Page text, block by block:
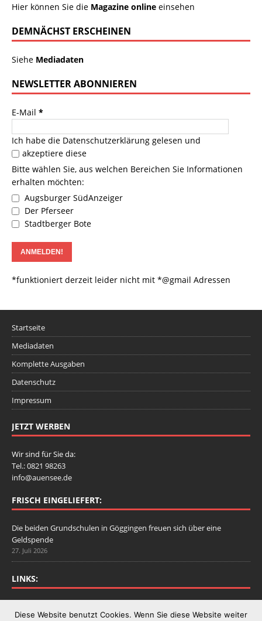
Hier können Sie die Magazine online einsehen
DEMNÄCHST ERSCHEINEN
Siehe Mediadaten
NEWSLETTER ABONNIEREN
E-Mail *
Ich habe die Datenschutzerklärung gelesen und
akzeptiere diese
Bitte wählen Sie, aus welchen Bereichen Sie Informationen
erhalten möchten:
Augsburger SüdAnzeiger
Der Pferseer
Stadtberger Bote
*funktioniert derzeit leider nicht mit *@gmail Adressen
Startseite
Mediadaten
Komplette Ausgaben
Datenschutz
Impressum
JETZT WERBEN
Wir sind für Sie da:
Tel.: 0821 98263
info@auensee.de
FRISCH EINGELIEFERT:
Die beiden Grundschulen in Göggingen freuen sich über eine
Geldspende
27. Juli 2026
LINKS:
Diese Website benutzt Cookies. Wenn Sie diese Website weiter